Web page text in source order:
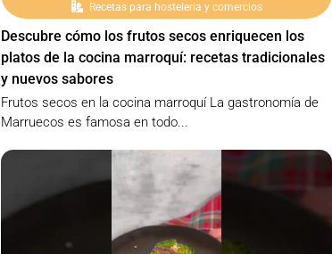
Recetas para hosteleria y comercios
Descubre cómo los frutos secos enriquecen los
platos de la cocina marroquí: recetas tradicionales
y nuevos sabores
Frutos secos en la cocina marroquí La gastronomía de
Marruecos es famosa en todo...